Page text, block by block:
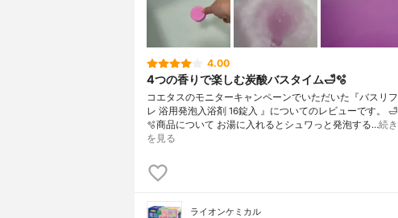
4.00
4つの香りで楽しむ炭酸バスタイム🛁🫧
コエタスのモニターキャンペーンでいただいた『バスリフ
レ 浴用発泡入浴剤 16錠入 』についてのレビューです。 🛁
🫧商品について お湯に入れるとシュワっと発泡する…続き
を見る
ライオンケミカル